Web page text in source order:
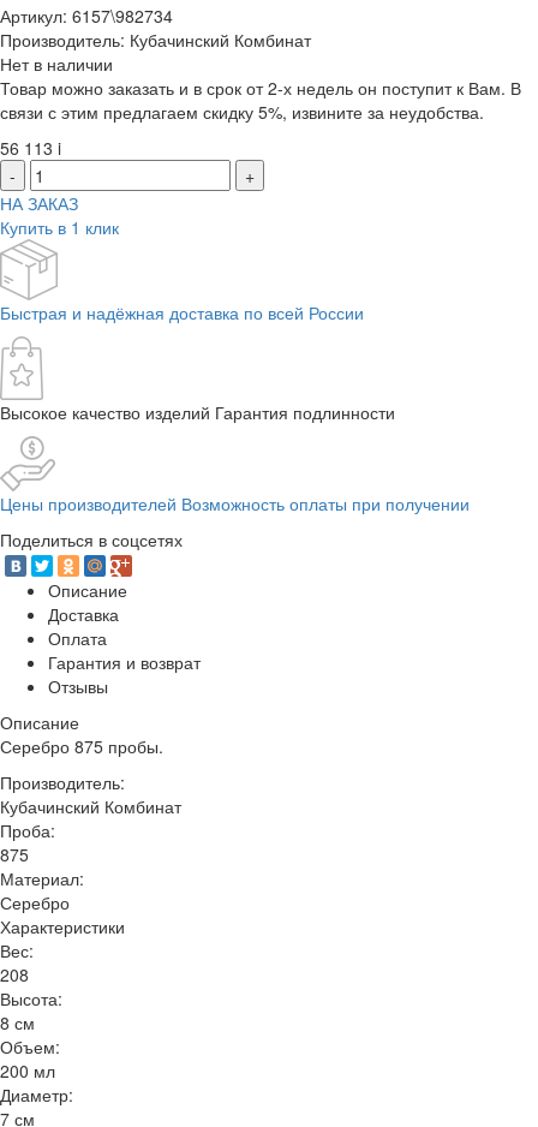
Артикул: 6157\982734
Производитель: Кубачинский Комбинат
Нет в наличии
Товар можно заказать и в срок от 2-х недель он поступит к Вам. В
связи с этим предлагаем скидку 5%, извините за неудобства.
56 113 i
-
+
НА ЗАКАЗ
Купить в 1 клик
Быстрая и надёжная доставка по всей России
Высокое качество изделий Гарантия подлинности
Цены производителей Возможность оплаты при получении
Поделиться в соцсетях
Описание
Доставка
Оплата
Гарантия и возврат
Отзывы
Описание
Серебро 875 пробы.
Производитель:
Кубачинский Комбинат
Проба:
875
Материал:
Серебро
Характеристики
Вес:
208
Высота:
8 см
Объем:
200 мл
Диаметр:
7 см